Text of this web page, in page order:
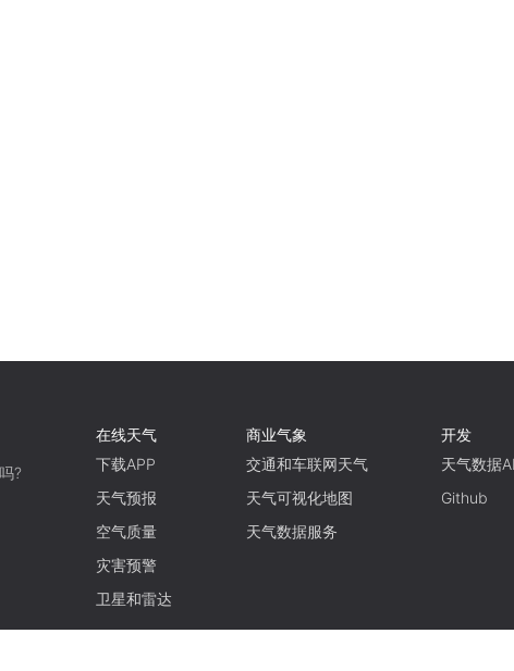
?
在线天气
下载APP
天气预报
空气质量
灾害预警
卫星和雷达
商业气象
交通和车联网天气
天气可视化地图
天气数据服务
开发
天气数据
Github